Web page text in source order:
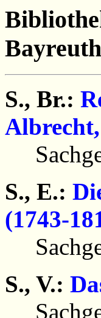
Bayreuth
S., Br.:
Albrecht,
S., E.:
(1743-
S., V.: